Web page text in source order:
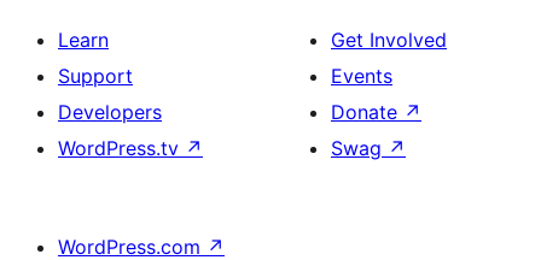
Learn
Support
Developers
WordPress.tv ↗
Get Involved
Events
Donate ↗
Swag ↗
WordPress.com ↗